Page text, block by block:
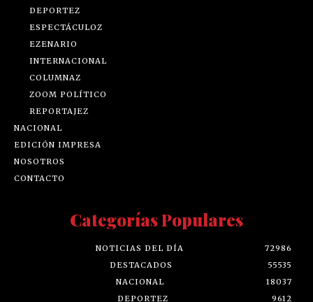
DEPORTEZ
ESPECTÁCULOZ
EZENARIO
INTERNACIONAL
COLUMNAZ
ZOOM POLÍTICO
REPORTAJEZ
NACIONAL
EDICIÓN IMPRESA
NOSOTROS
CONTACTO
Categorías Populares
NOTICIAS DEL DÍA
72986
DESTACADOS
55535
NACIONAL
18037
DEPORTEZ
9612